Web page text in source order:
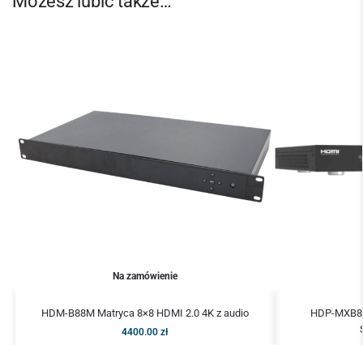
Na zamówienie
HDM-B88M Matryca 8×8 HDMI 2.0 4K z audio
4400.00 zł
HDP-